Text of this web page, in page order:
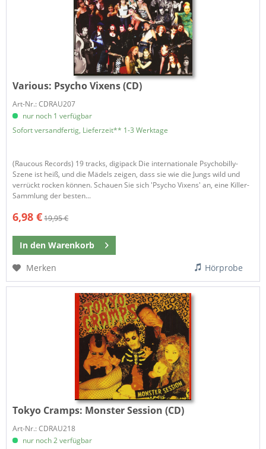
Various: Psycho Vixens (CD)
Art-Nr.: CDRAU207
nur noch 1 verfügbar
Sofort versandfertig, Lieferzeit** 1-3 Werktage
(Raucous Records) 19 tracks, digipack Die internationale Psychobilly-
Szene ist heiß, und die Mädels zeigen, dass sie wie die Jungs wild und
verrückt rocken können. Schauen Sie sich 'Psycho Vixens' an, eine Killer-
Sammlung der besten...
6,98 €19,95 €
In den Warenkorb
Merken
Hörprobe
Tokyo Cramps: Monster Session (CD)
Art-Nr.: CDRAU218
nur noch 2 verfügbar